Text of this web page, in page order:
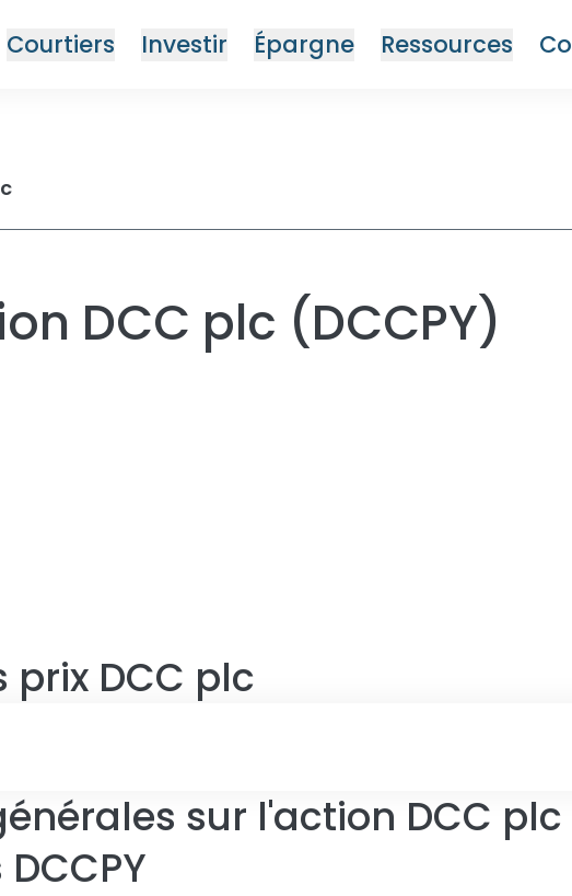
Courtiers Investir Épargne Ressources
DCC plc (DCCPY)
prix DCC plc
sur l'action DCC plc